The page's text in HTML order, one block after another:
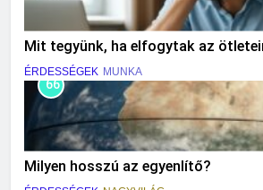
Mit tegyünk, ha elfogytak az
ÉRDESSÉGEK MUNKA
66
Milyen hosszú az egyenlítő?